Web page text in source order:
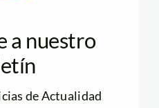
a nuestro
de Actualidad